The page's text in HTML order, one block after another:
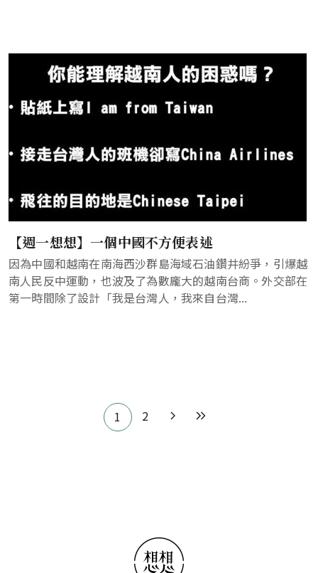
【週一想想】一個中國不方便表述
因為中國和越南在南海西沙群島海域石油鑽井紛爭，引爆越
南人民反中運動，也波及了為數龐大的越南台商。外交部在
第一時間除了設計「我是台灣人，我來自台灣...
1 2